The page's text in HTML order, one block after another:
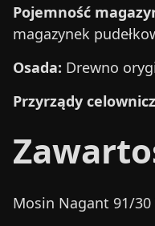
Pojemność
magazynek
Osada: Drewno
Przyrządy
Mosin Nagant 91/30